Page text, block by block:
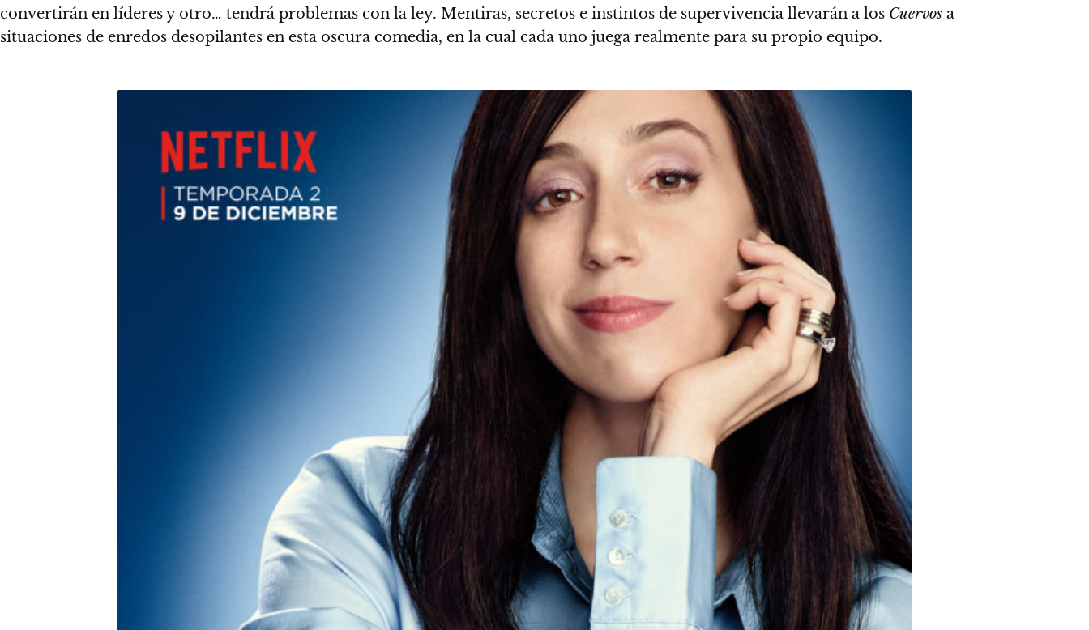
convertirán en líderes y otro… tendrá problemas con la ley. Mentiras, secretos e instintos de supervivencia llevarán a los Cuervos a
situaciones de enredos desopilantes en esta oscura comedia, en la cual cada uno juega realmente para su propio equipo.